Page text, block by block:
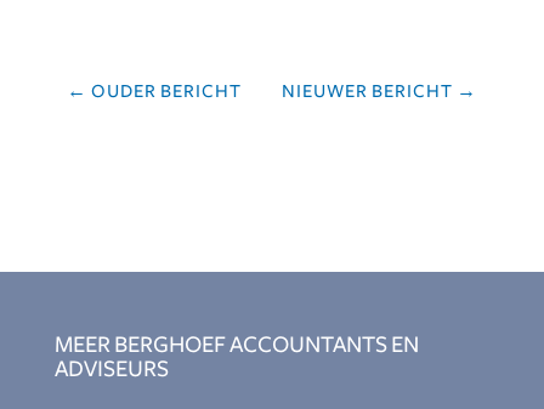
← OUDER BERICHT NIEUWER BERICHT →
MEER BERGHOEF ACCOUNTANTS EN
ADVISEURS